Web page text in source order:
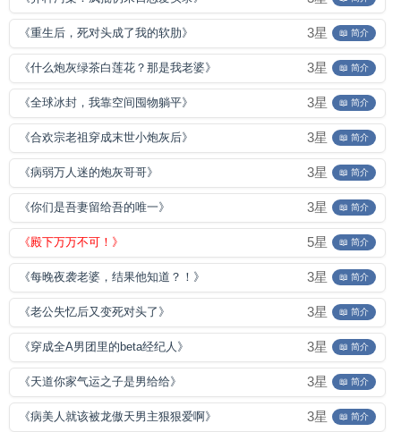
《重生后，死对头成了我的软肋》 3星 📖 简介
《什么炮灰绿茶白莲花？那是我老婆》 3星 📖 简介
《全球冰封，我靠空间囤物躺平》 3星 📖 简介
《合欢宗老祖穿成末世小炮灰后》 3星 📖 简介
《病弱万人迷的炮灰哥哥》 3星 📖 简介
《你们是吾妻留给吾的唯一》 3星 📖 简介
《殿下万万不可！》 5星 📖 简介
《每晚夜袭老婆，结果他知道？！》 3星 📖 简介
《老公失忆后又变死对头了》 3星 📖 简介
《穿成全A男团里的beta经纪人》 3星 📖 简介
《天道你家气运之子是男给给》 3星 📖 简介
《病美人就该被龙傲天男主狠狠爱啊》 3星 📖 简介